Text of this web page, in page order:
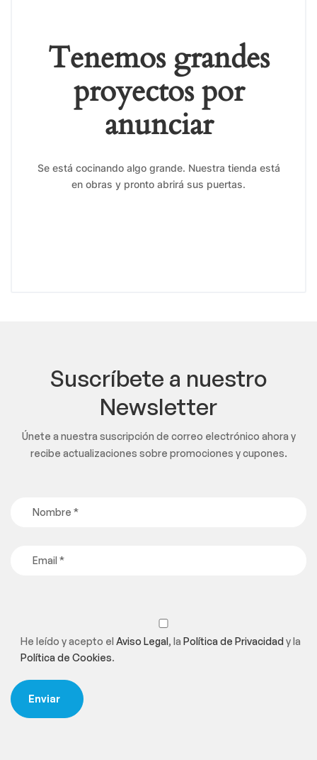
Tenemos grandes
proyectos por
anunciar
Se está cocinando algo grande. Nuestra tienda está
en obras y pronto abrirá sus puertas.
Suscríbete a nuestro
Newsletter
Únete a nuestra suscripción de correo electrónico ahora y
recibe actualizaciones sobre promociones y cupones.
He leído y acepto el Aviso Legal, la Política de Privacidady la
Política de Cookies.